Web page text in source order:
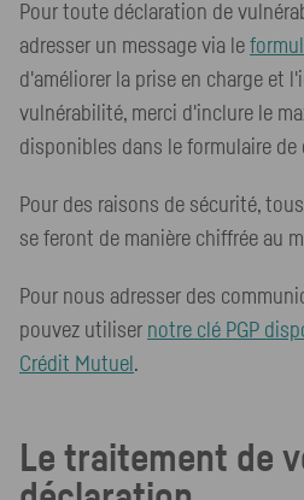
Pour toute déclaration de
adresser un message via le
d'améliorer la prise en charge et
vulnérabilité, merci d'inclure le
disponibles dans le formulaire de
Pour des raisons de sécurité,
se feront de manière chiffrée au
Pour nous adresser des
pouvez utiliser notre clé PGP
Crédit Mutuel .
Le traitement de